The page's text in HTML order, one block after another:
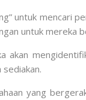
untuk mencari
untuk mereka
akan
yang